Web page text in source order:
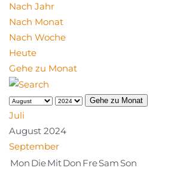
Nach Jahr
Nach Monat
Nach Woche
Heute
Gehe zu Monat
Gehe zu Monat
Juli
August 2024
September
Mon DieMitDon FreSam Son